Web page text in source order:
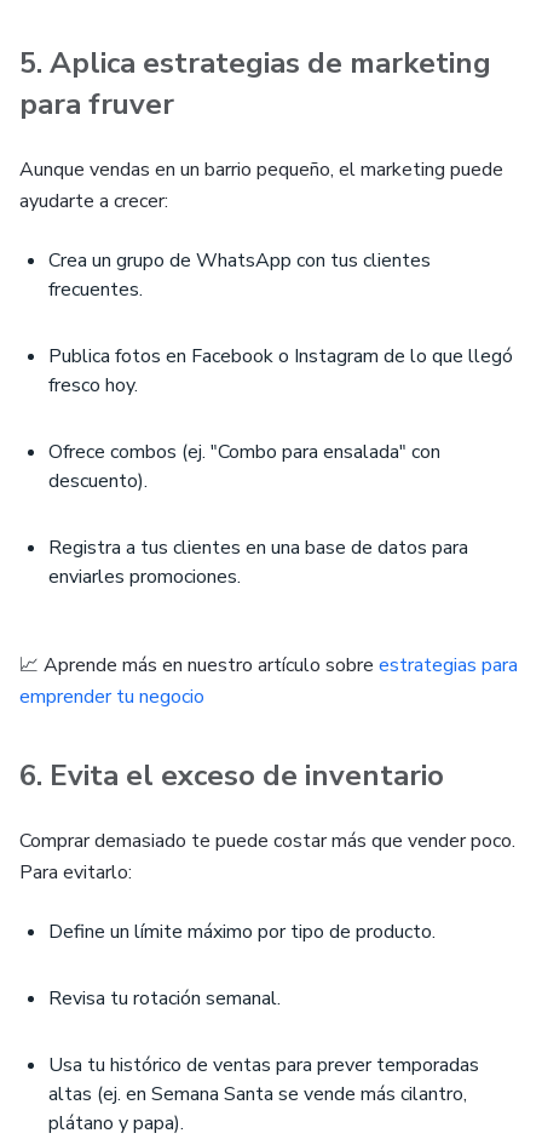
5. Aplica estrategias de marketing
para fruver
Aunque vendas en un barrio pequeño, el marketing puede
ayudarte a crecer:
Crea un grupo de WhatsApp con tus clientes
frecuentes.
Publica fotos en Facebook o Instagram de lo que llegó
fresco hoy.
Ofrece combos (ej. "Combo para ensalada" con
descuento).
Registra a tus clientes en una base de datos para
enviarles promociones.
📈 Aprende más en nuestro artículo sobre estrategias para
emprender tu negocio
6. Evita el exceso de inventario
Comprar demasiado te puede costar más que vender poco.
Para evitarlo:
Define un límite máximo por tipo de producto.
Revisa tu rotación semanal.
Usa tu histórico de ventas para prever temporadas
altas (ej. en Semana Santa se vende más cilantro,
plátano y papa).